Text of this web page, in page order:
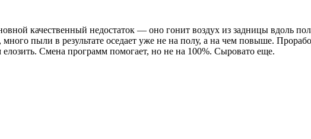
качественный недостаток — оно гонит воздух из задницы вдоль
пыли в результате оседает уже не на полу, а на чем повыше.
Смена программ помогает, но не на 100%. Сыровато еще.